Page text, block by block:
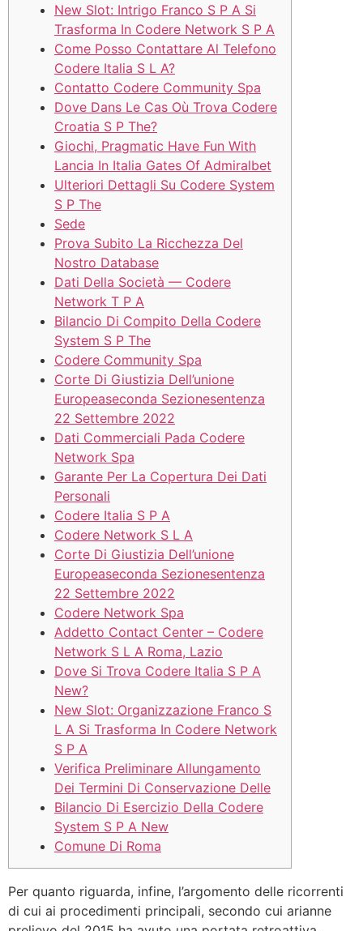
New Slot: Intrigo Franco S P A Si
Trasforma In Codere Network S P A
Come Posso Contattare Al Telefono
Codere Italia S L A?
Contatto Codere Community Spa
Dove Dans Le Cas Où Trova Codere
Croatia S P The?
Giochi, Pragmatic Have Fun With
Lancia In Italia Gates Of Admiralbet
Ulteriori Dettagli Su Codere System
S P The
Sede
Prova Subito La Ricchezza Del
Nostro Database
Dati Della Società — Codere
Network T P A
Bilancio Di Compito Della Codere
System S P The
Codere Community Spa
Corte Di Giustizia Dell’unione
Europeaseconda Sezionesentenza
22 Settembre 2022
Dati Commerciali Pada Codere
Network Spa
Garante Per La Copertura Dei Dati
Personali
Codere Italia S P A
Codere Network S L A
Corte Di Giustizia Dell’unione
Europeaseconda Sezionesentenza
22 Settembre 2022
Codere Network Spa
Addetto Contact Center – Codere
Network S L A Roma, Lazio
Dove Si Trova Codere Italia S P A
New?
New Slot: Organizzazione Franco S
L A Si Trasforma In Codere Network
S P A
Verifica Preliminare Allungamento
Dei Termini Di Conservazione Delle
Bilancio Di Esercizio Della Codere
System S P A New
Comune Di Roma
Per quanto riguarda, infine, l’argomento delle ricorrenti
di cui ai procedimenti principali, secondo cui arianne